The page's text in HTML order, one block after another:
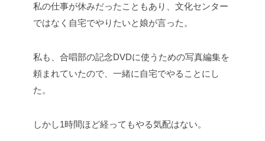
私の仕事が休みだったこともあり、文化センター
ではなく自宅でやりたいと娘が言った。
私も、合唱部の記念DVDに使うための写真編集を
頼まれていたので、一緒に自宅でやることにし
た。
しかし1時間ほど経ってもやる気配はない。